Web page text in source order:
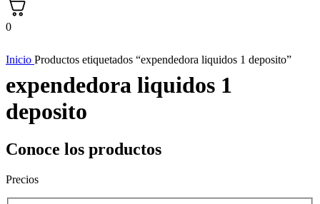
0
Inicio Productos etiquetados “expendedora liquidos 1 deposito”
expendedora liquidos 1
deposito
Conoce los productos
Precios